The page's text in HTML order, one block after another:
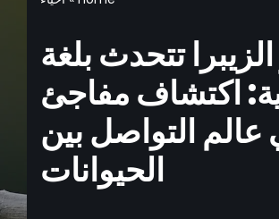
تتحدث بلغة
اكتشاف مفاجئ
التواصل بين
الحيوانات